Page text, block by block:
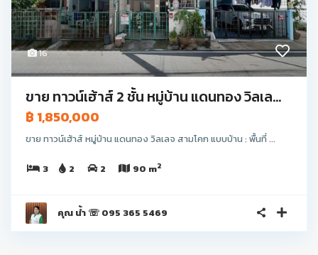
16
ขาย ทาวน์เฮ้าส์ 2 ชั้น หมู่บ้าน แดนทอง วิลเล...
฿ 1,850,000
ขาย ทาวน์เฮ้าส์ หมู่บ้าน แดนทอง วิลเลจ สามโคก แบบบ้าน : พื้นที่ ...
3 2 2 90 m2
คุณ น้ำ ☏ 095 365 5469